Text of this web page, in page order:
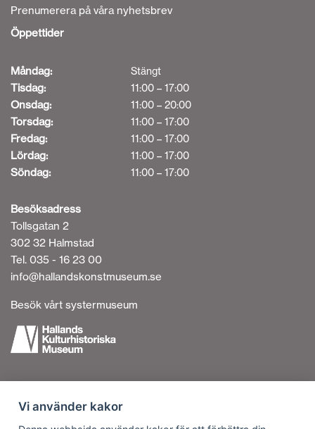
Prenumerera på våra nyhetsbrev
Öppettider
Måndag: Stängt
Tisdag: 11:00 – 17:00
Onsdag: 11:00 – 20:00
Torsdag: 11:00 – 17:00
Fredag: 11:00 – 17:00
Lördag: 11:00 – 17:00
Söndag: 11:00 – 17:00
Besöksadress
Tollsgatan 2
302 32 Halmstad
Tel. 035 - 16 23 00
info@hallandskonstmuseum.se
Besök vårt systermuseum
Personuppgiftshantering
Vi använder kakor